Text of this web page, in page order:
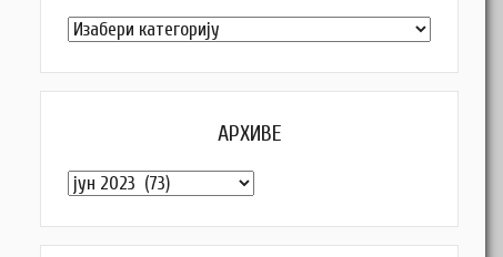
Категорије
АРХИВЕ
Архиве